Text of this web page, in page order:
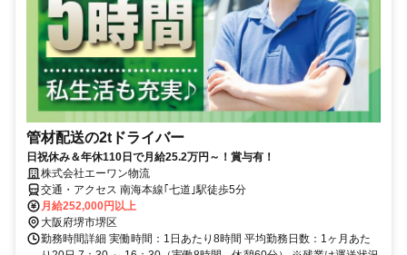
管材配送の2tドライバー
日祝休み＆年休110日で月給25.2万円～！賞与有！
株式会社エーワン物流
交通・アクセス 南海本線｢七道｣駅徒歩5分
月給252,000円以上
大阪府堺市堺区
勤務時間詳細 実働時間：1日あたり8時間 平均勤務日数：1ヶ月あた